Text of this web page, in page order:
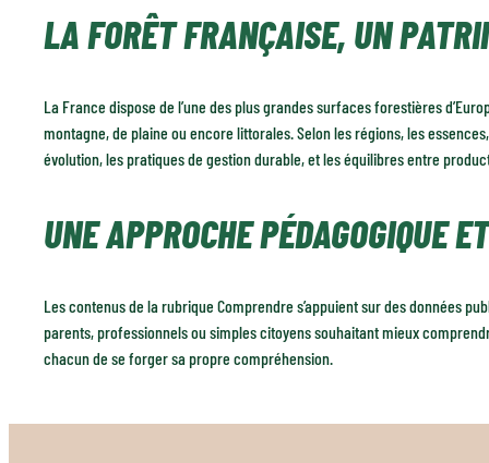
LA FORÊT FRANÇAISE, UN
La France dispose de l’une des plus grandes surfaces forestières
montagne, de plaine ou encore littorales. Selon les régions, les
évolution, les pratiques de gestion durable, et les équilibres entre
UNE APPROCHE PÉDAGOGIQUE
Les contenus de la rubrique Comprendre s’appuient sur des données
parents, professionnels ou simples citoyens souhaitant mieux
chacun de se forger sa propre compréhension.